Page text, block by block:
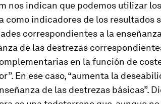
nos indican que podemos utilizar
como indicadores de los resultados
correspondientes a la
de las destrezas
en la función de
”. En ese caso, “aumenta la
de las destrezas básicas”.